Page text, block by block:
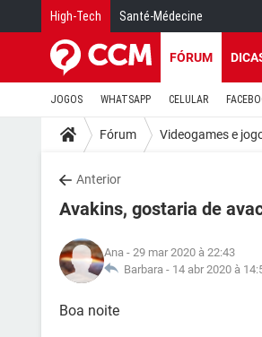
High-Tech Santé-Médecine
FÓRUM
JOGOS WHATSAPP CELULAR
Fórum Videogames e
Anterior
Avakins, gostaria de
Ana - 29 mar 2020 à 22:43
Barbara - 14 abr 2020 à
Boa noite